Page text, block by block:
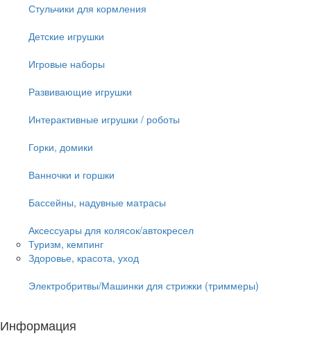
Стульчики для кормления
Детские игрушки
Игровые наборы
Развивающие игрушки
Интерактивные игрушки / роботы
Горки, домики
Ванночки и горшки
Бассейны, надувные матрасы
Аксессуары для колясок/автокресел
Туризм, кемпинг
Здоровье, красота, уход
Электробритвы/Машинки для стрижки (триммеры)
Информация